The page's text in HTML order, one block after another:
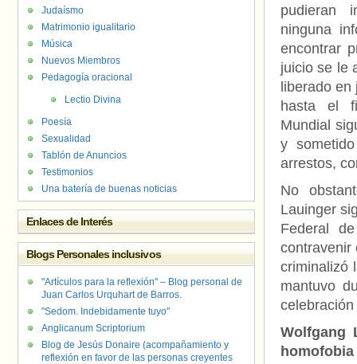
pudieran
ninguna
encontrar
juicio se le
liberado
hasta el
Mundial
y
arrestos,
No
Lauinger
Federal
contravenir
criminalizó
mantuvo
Wolfgang
homofobia
Judaísmo
Matrimonio igualitario
Música
Nuevos Miembros
Pedagogía oracional
Lectio Divina
Poesía
Sexualidad
Tablón de Anuncios
Testimonios
Una batería de buenas noticias
Enlaces de Interés
Blogs Personales inclusivos
"Artículos para la reflexión" – Blog personal de
Juan Carlos Urquhart de Barros.
"Sedom. Indebidamente tuyo"
Anglicanum Scriptorium
Blog de Jesús Donaire (acompañamiento y
reflexión en favor de las personas creyentes